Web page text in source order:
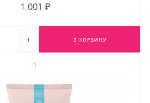
1 001 ₽
+ В КОРЗИНУ